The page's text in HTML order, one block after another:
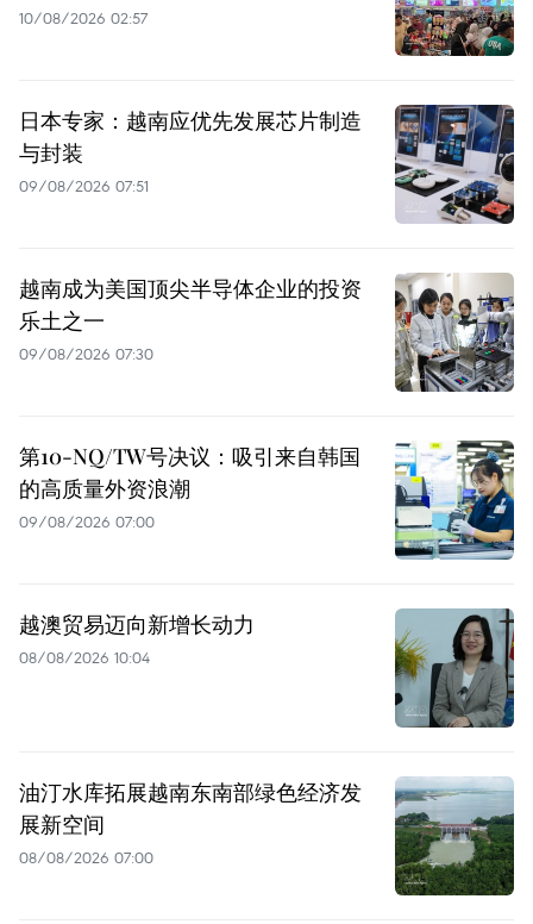
10/08/2026 02:57
日本专家：越南应优先发展芯片制造
与封装
09/08/2026 07:51
越南成为美国顶尖半导体企业的投资
乐土之一
09/08/2026 07:30
第10-NQ/TW号决议：吸引来自韩国
的高质量外资浪潮
09/08/2026 07:00
越澳贸易迈向新增长动力
08/08/2026 10:04
油汀水库拓展越南东南部绿色经济发
展新空间
08/08/2026 07:00